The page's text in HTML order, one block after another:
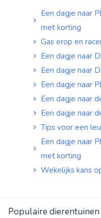
Een dagje naar
met korting
Gas erop en
Een dagje naar
Een dagje naar
Een dagje naar
Een dagje naar
Een dagje naar
Tips voor een
Een dagje naar
met korting
Wekelijks kans
Populaire dierentuinen